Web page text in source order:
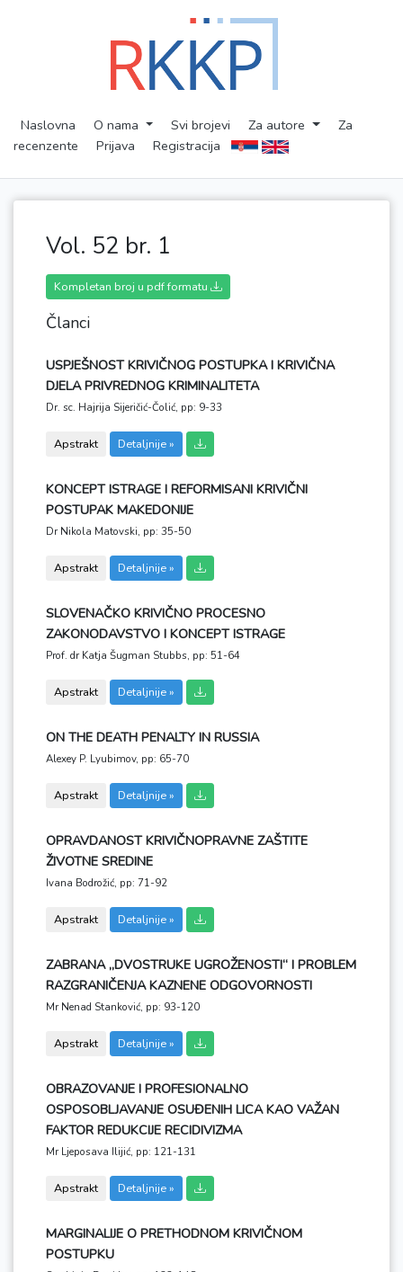
Naslovna O nama Svi brojevi Za autore
Za
recenzente
Prijava Registracija
Vol. 52 br. 1
Kompletan broj u pdf formatu
Članci
USPJEŠNOST KRIVIČNOG POSTUPKA I KRIVIČNA
DJELA PRIVREDNOG KRIMINALITETA
Dr. sc. Hajrija Sijeričić-Čolić, pp: 9-33
Apstrakt Detaljnije »
KONCEPT ISTRAGE I REFORMISANI KRIVIČNI
POSTUPAK MAKEDONIJE
Dr Nikola Matovski, pp: 35-50
Apstrakt Detaljnije »
SLOVENAČKO KRIVIČNO PROCESNO
ZAKONODAVSTVO I KONCEPT ISTRAGE
Prof. dr Katja Šugman Stubbs, pp: 51-64
Apstrakt Detaljnije »
ON THE DEATH PENALTY IN RUSSIA
Alexey P. Lyubimov, pp: 65-70
Apstrakt Detaljnije »
OPRAVDANOST KRIVIČNOPRAVNE ZAŠTITE
ŽIVOTNE SREDINE
Ivana Bodrožić, pp: 71-92
Apstrakt Detaljnije »
ZABRANA „DVOSTRUKE UGROŽENOSTI“ I PROBLEM
RAZGRANIČENJA KAZNENE ODGOVORNOSTI
Mr Nenad Stanković, pp: 93-120
Apstrakt Detaljnije »
OBRAZOVANJE I PROFESIONALNO
OSPOSOBLJAVANJE OSUĐENIH LICA KAO VAŽAN
FAKTOR REDUKCIJE RECIDIVIZMA
Mr Ljeposava Ilijić, pp: 121-131
Apstrakt Detaljnije »
MARGINALIJE O PRETHODNOM KRIVIČNOM
POSTUPKU